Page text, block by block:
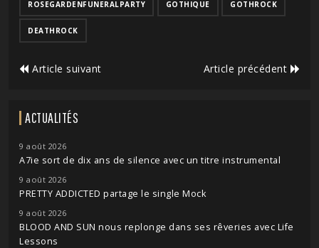
ROSEGARDENFUNERALPARTY GOTHIQUE GOTHROCK
DEATHROCK
Article suivant Article précédent
ACTUALITÉS
9 août 2026
A7ie sort de dix ans de silence avec un titre instrumental
9 août 2026
PRETTY ADDICTED partage le single Mock
9 août 2026
BLOOD AND SUN nous replonge dans ses rêveries avec Life
Lessons